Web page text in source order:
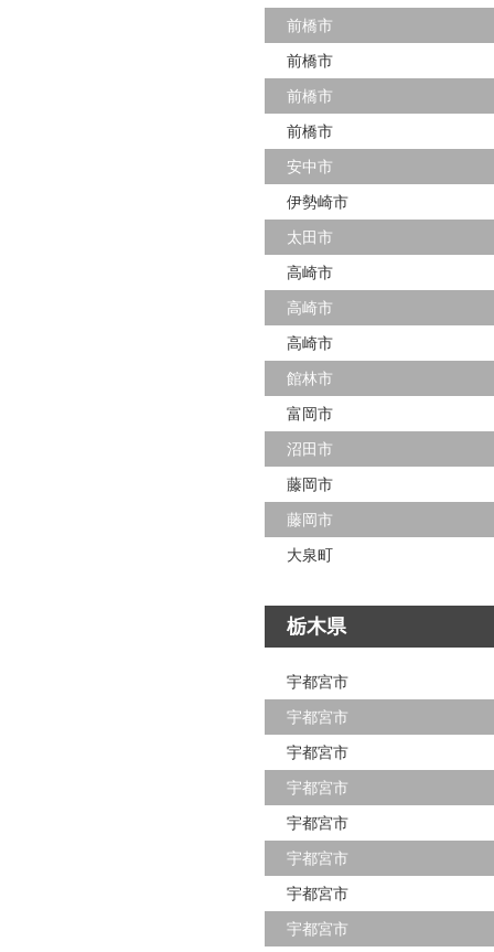
前橋市
前橋市
前橋市
前橋市
安中市
伊勢崎市
太田市
高崎市
高崎市
高崎市
館林市
富岡市
沼田市
藤岡市
藤岡市
大泉町
栃木県
宇都宮市
宇都宮市
宇都宮市
宇都宮市
宇都宮市
宇都宮市
宇都宮市
宇都宮市